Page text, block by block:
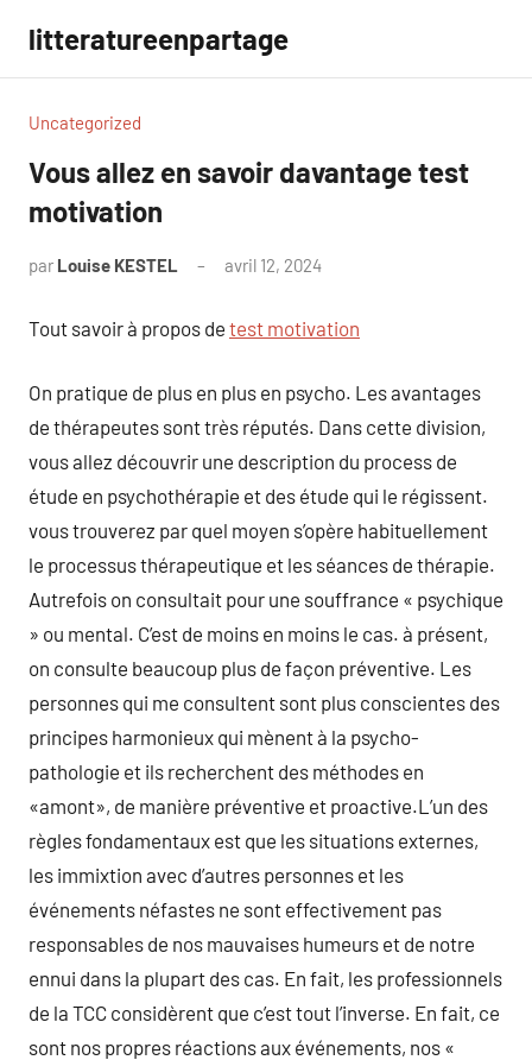
contenu
litteratureenpartage
Uncategorized
Vous allez en savoir davantage test
motivation
par Louise KESTEL avril 12, 2024
Tout savoir à propos de test motivation
On pratique de plus en plus en psycho. Les avantages
de thérapeutes sont très réputés. Dans cette division,
vous allez découvrir une description du process de
étude en psychothérapie et des étude qui le régissent.
vous trouverez par quel moyen s’opère habituellement
le processus thérapeutique et les séances de thérapie.
Autrefois on consultait pour une souffrance « psychique
» ou mental. C’est de moins en moins le cas. à présent,
on consulte beaucoup plus de façon préventive. Les
personnes qui me consultent sont plus conscientes des
principes harmonieux qui mènent à la psycho-
pathologie et ils recherchent des méthodes en
«amont», de manière préventive et proactive.L’un des
règles fondamentaux est que les situations externes,
les immixtion avec d’autres personnes et les
événements néfastes ne sont effectivement pas
responsables de nos mauvaises humeurs et de notre
ennui dans la plupart des cas. En fait, les professionnels
de la TCC considèrent que c’est tout l’inverse. En fait, ce
sont nos propres réactions aux événements, nos «